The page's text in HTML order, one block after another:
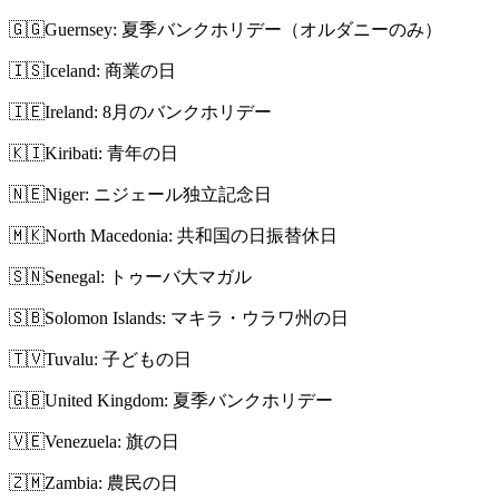
🇬🇬Guernsey: 夏季バンクホリデー（オルダニーのみ）
🇮🇸Iceland: 商業の日
🇮🇪Ireland: 8月のバンクホリデー
🇰🇮Kiribati: 青年の日
🇳🇪Niger: ニジェール独立記念日
🇲🇰North Macedonia: 共和国の日振替休日
🇸🇳Senegal: トゥーバ大マガル
🇸🇧Solomon Islands: マキラ・ウラワ州の日
🇹🇻Tuvalu: 子どもの日
🇬🇧United Kingdom: 夏季バンクホリデー
🇻🇪Venezuela: 旗の日
🇿🇲Zambia: 農民の日